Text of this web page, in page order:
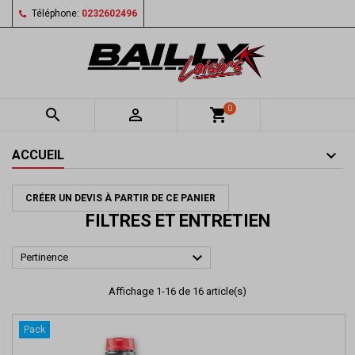
Téléphone: 0232602496
  shopping_cart0
ACCUEIL
CRÉER UN DEVIS À PARTIR DE CE PANIER
FILTRES ET ENTRETIEN
Pertinence 
Affichage 1-16 de 16 article(s)
Pack